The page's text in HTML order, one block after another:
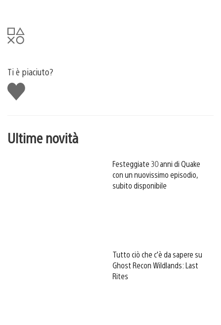
Ti è piaciuto?
Mi
piace
Ultime novità
Festeggiate 30 anni di Quake
con un nuovissimo episodio,
subito disponibile
Tutto ciò che c’è da sapere su
Ghost Recon Wildlands: Last
Rites